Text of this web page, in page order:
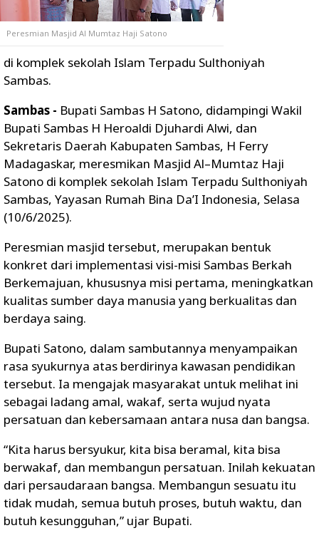
Peresmian Masjid Al Mumtaz Haji Satono
di komplek sekolah Islam Terpadu Sulthoniyah
Sambas.
Sambas - Bupati Sambas H Satono, didampingi Wakil
Bupati Sambas H Heroaldi Djuhardi Alwi, dan
Sekretaris Daerah Kabupaten Sambas, H Ferry
Madagaskar, meresmikan Masjid Al–Mumtaz Haji
Satono di komplek sekolah Islam Terpadu Sulthoniyah
Sambas, Yayasan Rumah Bina Da’I Indonesia, Selasa
(10/6/2025).
Peresmian masjid tersebut, merupakan bentuk
konkret dari implementasi visi-misi Sambas Berkah
Berkemajuan, khususnya misi pertama, meningkatkan
kualitas sumber daya manusia yang berkualitas dan
berdaya saing.
Bupati Satono, dalam sambutannya menyampaikan
rasa syukurnya atas berdirinya kawasan pendidikan
tersebut. Ia mengajak masyarakat untuk melihat ini
sebagai ladang amal, wakaf, serta wujud nyata
persatuan dan kebersamaan antara nusa dan bangsa.
“Kita harus bersyukur, kita bisa beramal, kita bisa
berwakaf, dan membangun persatuan. Inilah kekuatan
dari persaudaraan bangsa. Membangun sesuatu itu
tidak mudah, semua butuh proses, butuh waktu, dan
butuh kesungguhan,” ujar Bupati.